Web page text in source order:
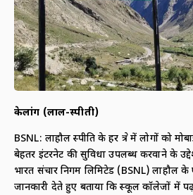
केलांग (लाहुल-स्पीती)
BSNL: लाहौल स्पीति के हर क्षेत्र में लोगों को
बेहतर इंटरनेट की सुविधा उपलब्ध करवाने के
भारत संचार निगम लिमिटेड (BSNL) लाहौल
जानकारी देते हुए बताया कि स्कूल कॉलेजों में